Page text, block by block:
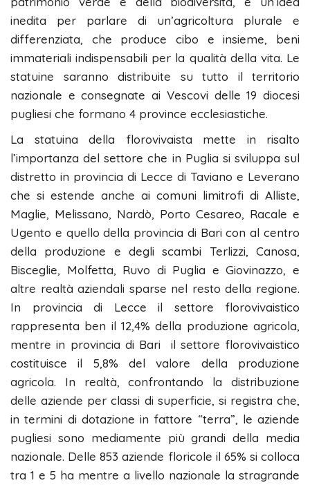
inedita per parlare di un’agricoltura plurale e
differenziata, che produce cibo e insieme, beni
immateriali indispensabili per la qualità della vita. Le
statuine saranno distribuite su tutto il territorio
nazionale e consegnate ai Vescovi delle 19 diocesi
pugliesi che formano 4 province ecclesiastiche.
La statuina della florovivaista mette in risalto
l’importanza del settore che in Puglia si sviluppa sul
distretto in provincia di Lecce di Taviano e Leverano
che si estende anche ai comuni limitrofi di Alliste,
Maglie, Melissano, Nardò, Porto Cesareo, Racale e
Ugento e quello della provincia di Bari con al centro
della produzione e degli scambi Terlizzi, Canosa,
Bisceglie, Molfetta, Ruvo di Puglia e Giovinazzo, e
altre realtà aziendali sparse nel resto della regione.
In provincia di Lecce il settore florovivaistico
rappresenta ben il 12,4% della produzione agricola,
mentre in provincia di Bari il settore florovivaistico
costituisce il 5,8% del valore della produzione
agricola. In realtà, confrontando la distribuzione
delle aziende per classi di superficie, si registra che,
in termini di dotazione in fattore “terra”, le aziende
pugliesi sono mediamente più grandi della media
nazionale. Delle 853 aziende floricole il 65% si colloca
tra 1 e 5 ha mentre a livello nazionale la stragrande